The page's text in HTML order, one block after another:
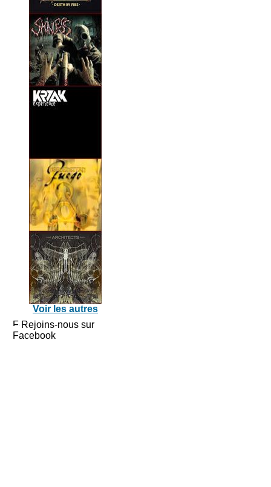
Voir les autres
Rejoins-nous sur
Facebook